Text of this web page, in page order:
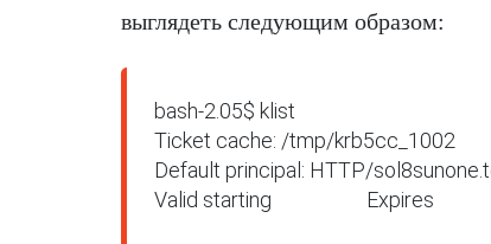
выглядеть следующим образом:
bash-2.05$ klist
Ticket cache: /tmp/krb5cc_1002
Default principal: HTTP/
Valid starting                    Expires